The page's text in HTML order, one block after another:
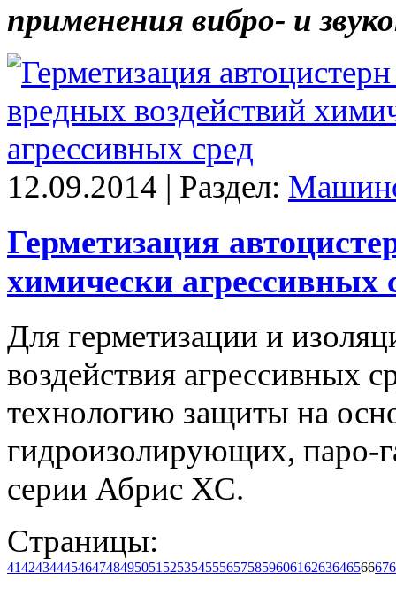
применения вибро- и
12.09.2014 | Раздел:
Герметизация
химически агрессивных
Для герметизации и
воздействия агрессивных
технологию защиты на
гидроизолирующих, паро-
серии Абрис ХС.
Страницы:
4142434445464748495051 52535455565758596061626364656667